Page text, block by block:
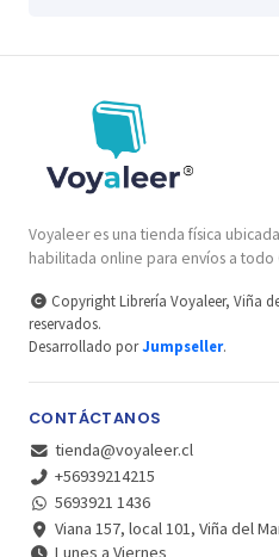
Voyaleer es una tienda física
habilitada online para envíos a todo
Copyright Librería Voyaleer, Viña
reservados.
Desarrollado porJumpseller.
CONTÁCTANOS
tienda@voyaleer.cl
+56939214215
5693921 1436
Viana 157, local 101, Viña del